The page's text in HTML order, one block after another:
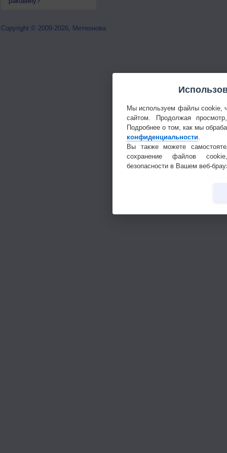
Copyright © 2009-2026, Метеонова
Мы используем файлы cookie,
сайтом. Продолжая
Подробнее о том, как мы
конфиденциальности.
Вы также можете
сохранение файлов
безопасности в Вашем веб-